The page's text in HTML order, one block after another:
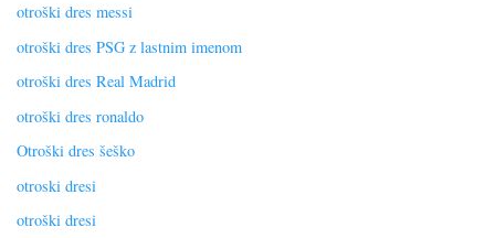
otroški dres messi
otroški dres PSG z lastnim imenom
otroški dres Real Madrid
otroški dres ronaldo
Otroški dres šeško
otroski dresi
otroški dresi